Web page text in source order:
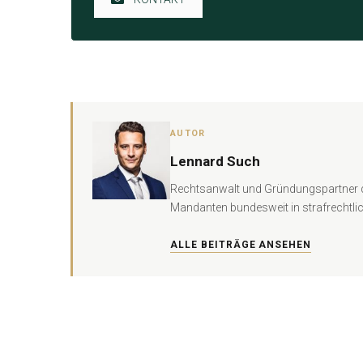
AUTOR
Lennard Such
Rechtsanwalt und Gründungspartner
Mandanten bundesweit in
ALLE BEITRÄGE ANSEHEN